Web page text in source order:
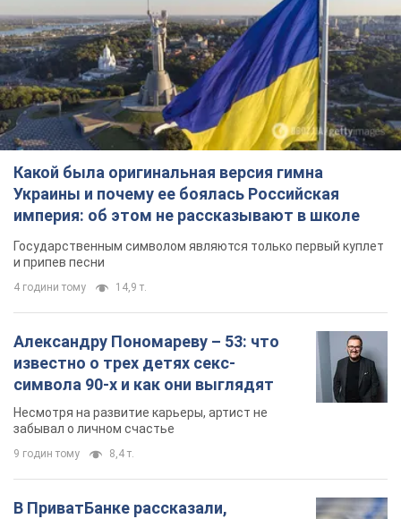
Какой была оригинальная версия гимна
Украины и почему ее боялась Российская
империя: об этом не рассказывают в школе
Государственным символом являются только первый куплет
и припев песни
4 години тому 14,9 т.
Александру Пономареву – 53: что
известно о трех детях секс-
символа 90-х и как они выглядят
Несмотря на развитие карьеры, артист не
забывал о личном счастье
9 годин тому 8,4 т.
В ПриватБанке рассказали,